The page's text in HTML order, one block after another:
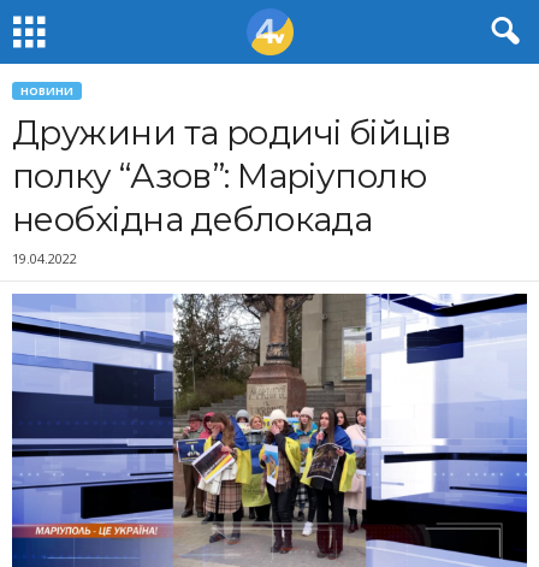
НОВИНИ
Дружини та родичі бійців
полку “Азов”: Маріуполю
необхідна деблокада
19.04.2022